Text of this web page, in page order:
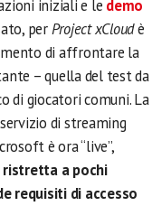
iniziali e le demo
perProject xCloudè
di affrontare la
– quella del test da
di giocatori comuni. La
di streaming
è ora “live”,
ristretta a pochi
requisiti di accesso